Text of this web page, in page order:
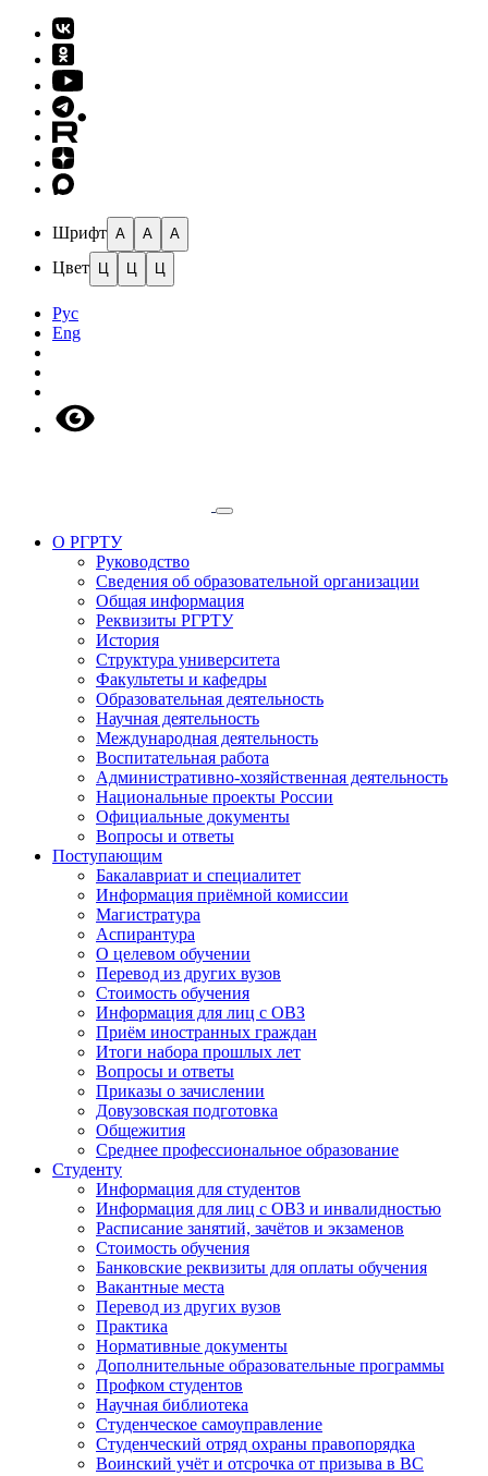
Шрифт A A A
Цвет Ц Ц Ц
Рус
Eng
О РГРТУ
Руководство
Сведения об образовательной организации
Общая информация
Реквизиты РГРТУ
История
Структура университета
Факультеты и кафедры
Образовательная деятельность
Научная деятельность
Международная деятельность
Воспитательная работа
Административно-хозяйственная деятельность
Национальные проекты России
Официальные документы
Вопросы и ответы
Поступающим
Бакалавриат и специалитет
Информация приёмной комиссии
Магистратура
Аспирантура
О целевом обучении
Перевод из других вузов
Стоимость обучения
Информация для лиц с ОВЗ
Приём иностранных граждан
Итоги набора прошлых лет
Вопросы и ответы
Приказы о зачислении
Довузовская подготовка
Общежития
Среднее профессиональное образование
Студенту
Информация для студентов
Информация для лиц с ОВЗ и инвалидностью
Расписание занятий, зачётов и экзаменов
Стоимость обучения
Банковские реквизиты для оплаты обучения
Вакантные места
Перевод из других вузов
Практика
Нормативные документы
Дополнительные образовательные программы
Профком студентов
Научная библиотека
Студенческое самоуправление
Студенческий отряд охраны правопорядка
Воинский учёт и отсрочка от призыва в ВС